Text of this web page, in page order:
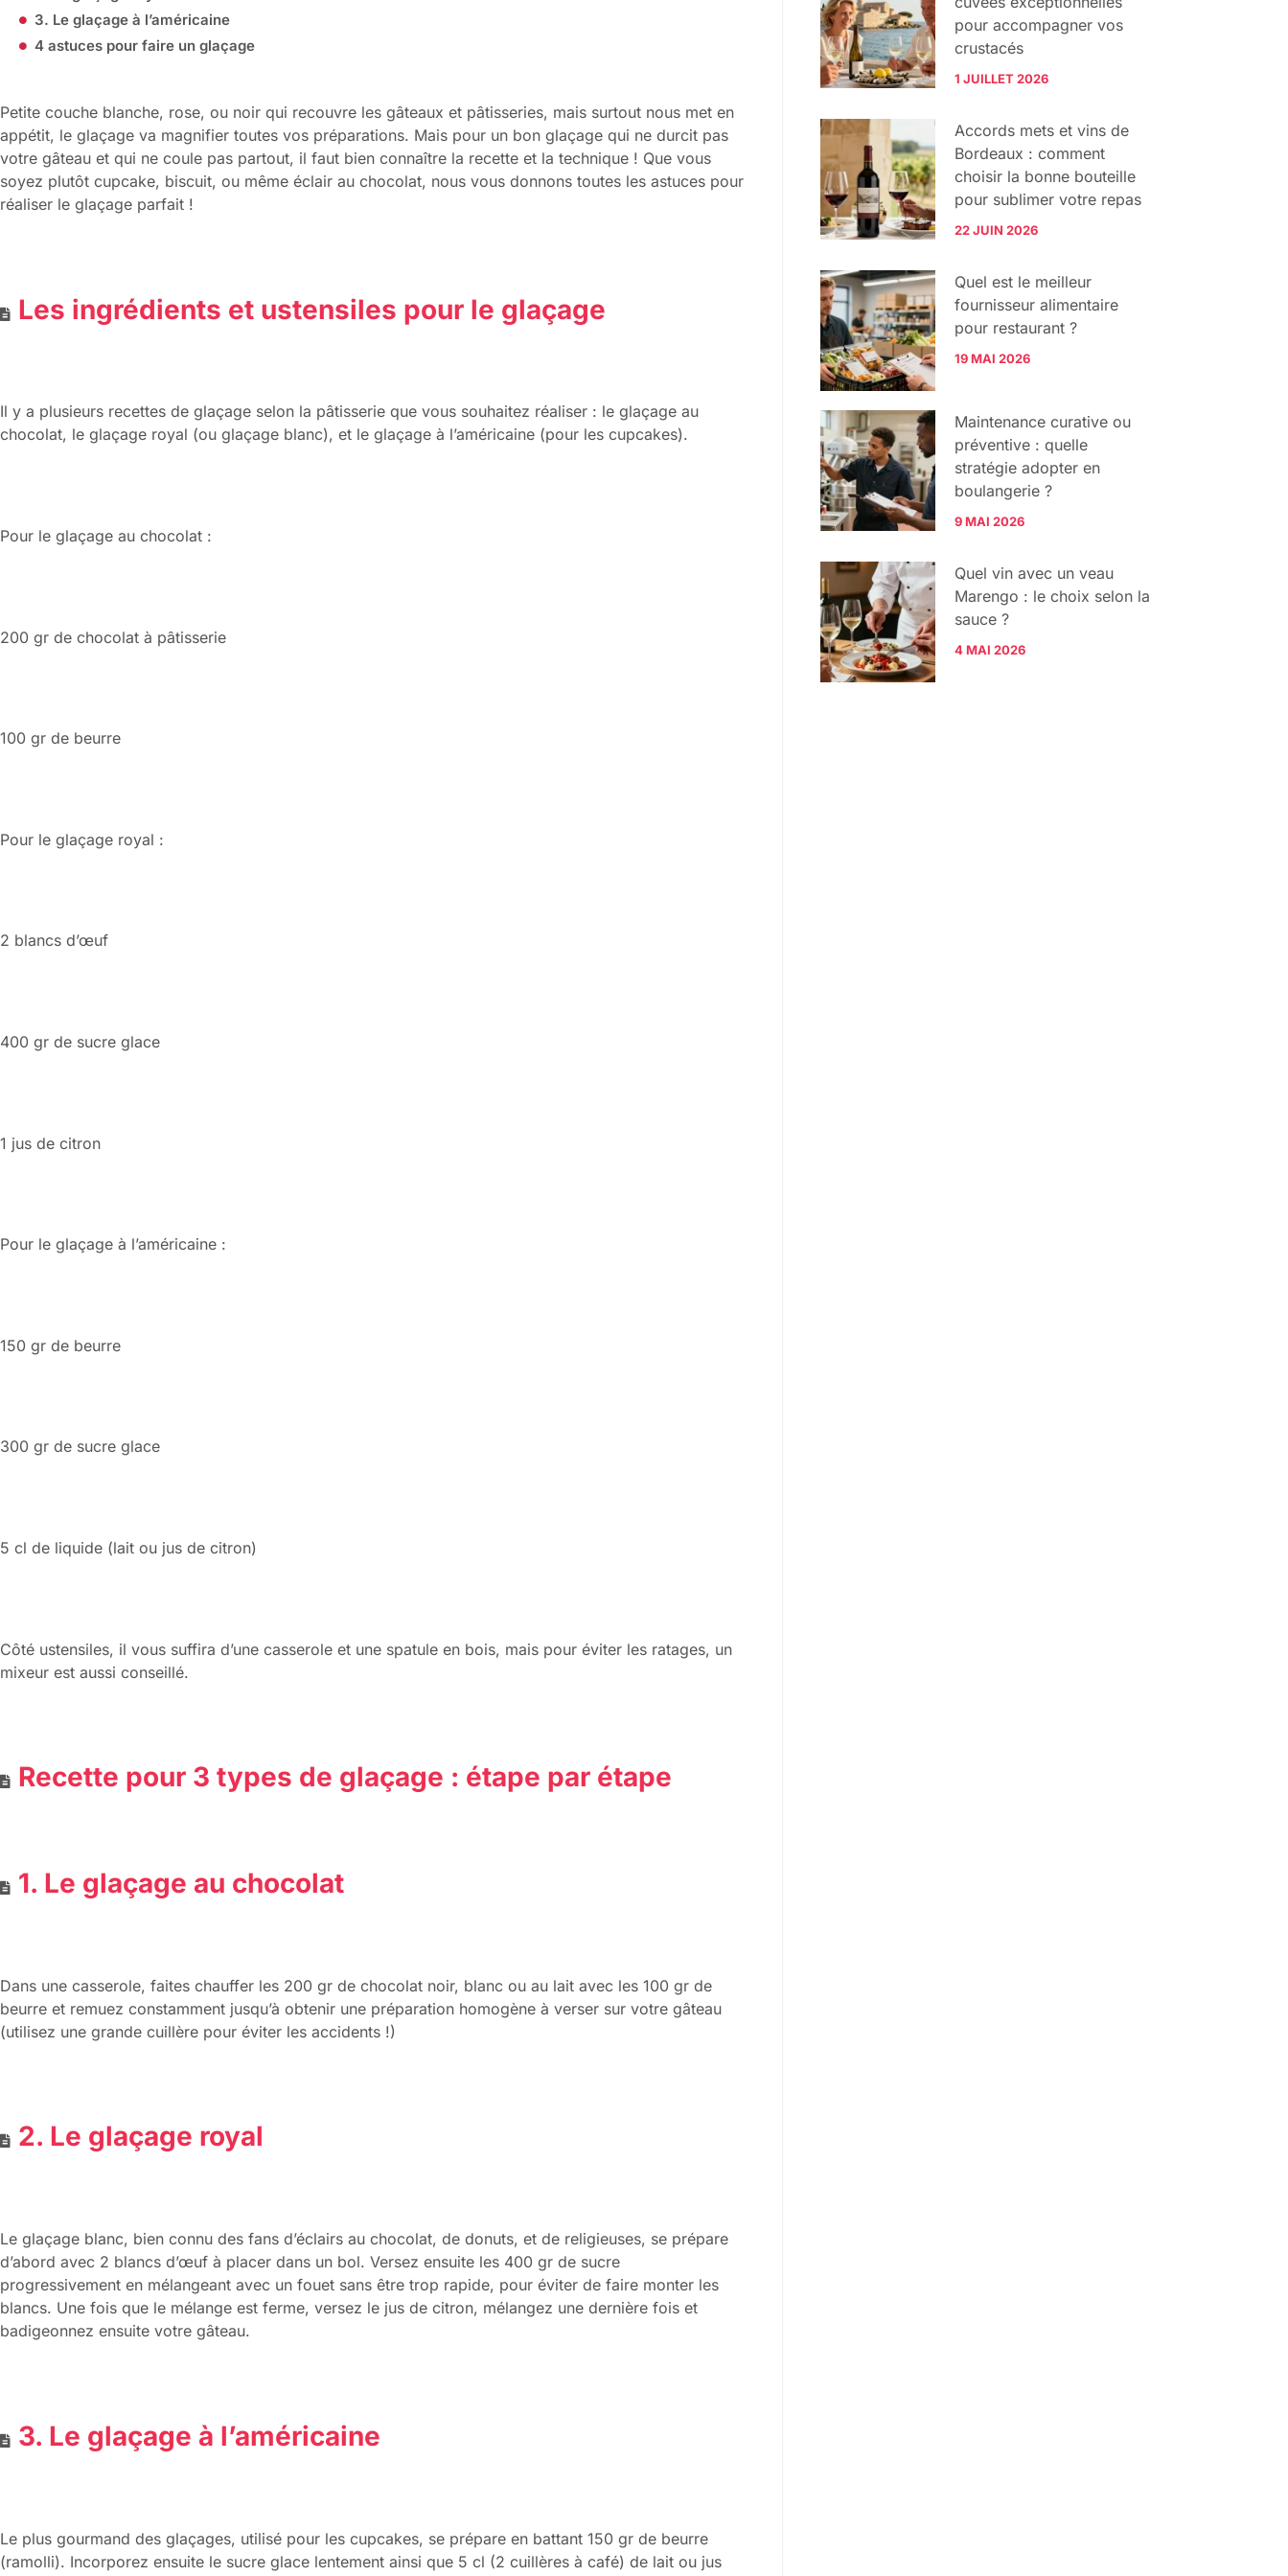
3. Le glaçage à l’américaine
4 astuces pour faire un glaçage
Petite couche blanche, rose, ou noir qui recouvre les gâteaux et pâtisseries, mais surtout nous met en
appétit, le glaçage va magnifier toutes vos préparations. Mais pour un bon glaçage qui ne durcit pas
votre gâteau et qui ne coule pas partout, il faut bien connaître la recette et la technique ! Que vous
soyez plutôt cupcake, biscuit, ou même éclair au chocolat, nous vous donnons toutes les astuces pour
réaliser le glaçage parfait !
Les ingrédients et ustensiles pour le glaçage
Il y a plusieurs recettes de glaçage selon la pâtisserie que vous souhaitez réaliser : le glaçage au
chocolat, le glaçage royal (ou glaçage blanc), et le glaçage à l’américaine (pour les cupcakes).
Pour le glaçage au chocolat :
200 gr de chocolat à pâtisserie
100 gr de beurre
Pour le glaçage royal :
2 blancs d’œuf
400 gr de sucre glace
1 jus de citron
Pour le glaçage à l’américaine :
150 gr de beurre
300 gr de sucre glace
5 cl de liquide (lait ou jus de citron)
Côté ustensiles, il vous suffira d’une casserole et une spatule en bois, mais pour éviter les ratages, un
mixeur est aussi conseillé.
Recette pour 3 types de glaçage : étape par étape
1. Le glaçage au chocolat
Dans une casserole, faites chauffer les 200 gr de chocolat noir, blanc ou au lait avec les 100 gr de
beurre et remuez constamment jusqu’à obtenir une préparation homogène à verser sur votre gâteau
(utilisez une grande cuillère pour éviter les accidents !)
2. Le glaçage royal
Le glaçage blanc, bien connu des fans d’éclairs au chocolat, de donuts, et de religieuses, se prépare
d’abord avec 2 blancs d’œuf à placer dans un bol. Versez ensuite les 400 gr de sucre
progressivement en mélangeant avec un fouet sans être trop rapide, pour éviter de faire monter les
blancs. Une fois que le mélange est ferme, versez le jus de citron, mélangez une dernière fois et
badigeonnez ensuite votre gâteau.
3. Le glaçage à l’américaine
Le plus gourmand des glaçages, utilisé pour les cupcakes, se prépare en battant 150 gr de beurre
(ramolli). Incorporez ensuite le sucre glace lentement ainsi que 5 cl (2 cuillères à café) de lait ou jus
pour accompagner vos
crustacés
1 JUILLET 2026
Accords mets et vins de
Bordeaux : comment
choisir la bonne bouteille
pour sublimer votre repas
22 JUIN 2026
Quel est le meilleur
fournisseur alimentaire
pour restaurant ?
19 MAI 2026
Maintenance curative ou
préventive : quelle
stratégie adopter en
boulangerie ?
9 MAI 2026
Quel vin avec un veau
Marengo : le choix selon la
sauce ?
4 MAI 2026